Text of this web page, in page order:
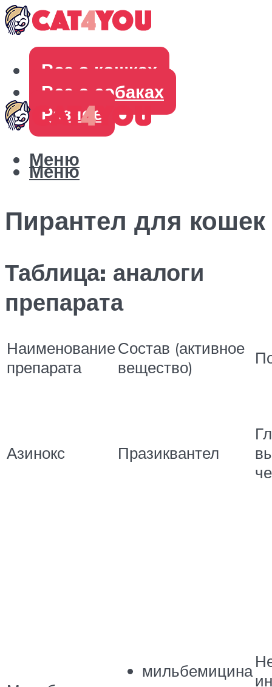
Все о кошках
Все о собаках
Разное
Меню
Меню
Пирантел для кошек
Таблица: аналоги
препарата
Наименование
препарата
Состав (активное
вещество)
Азинокс Празиквантел
мильбемицина